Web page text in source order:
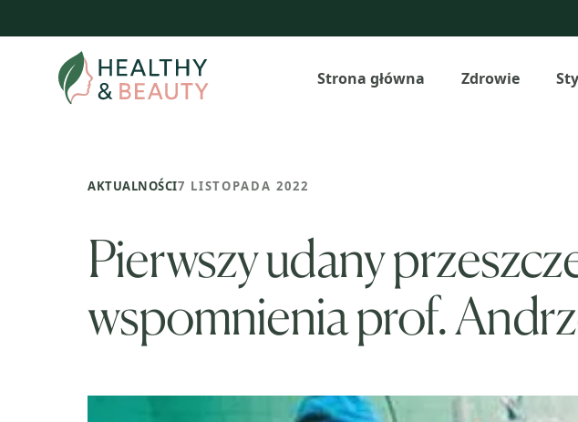
do
Strona główna Zdrowie
AKTUALNOŚCI7 LISTOPADA 2022
Pierwszy udany
wspomnienia prof.